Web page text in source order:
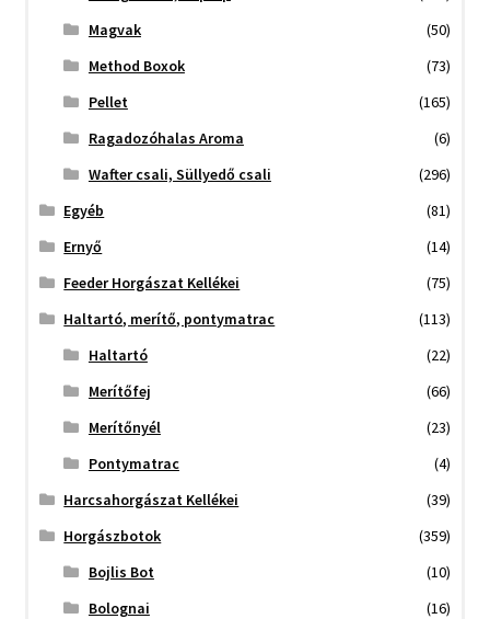
Magvak
(50)
Method Boxok
(73)
Pellet
(165)
Ragadozóhalas Aroma
(6)
Wafter csali, Süllyedő csali
(296)
Egyéb
(81)
Ernyő
(14)
Feeder Horgászat Kellékei
(75)
Haltartó, merítő, pontymatrac
(113)
Haltartó
(22)
Merítőfej
(66)
Merítőnyél
(23)
Pontymatrac
(4)
Harcsahorgászat Kellékei
(39)
Horgászbotok
(359)
Bojlis Bot
(10)
Bolognai
(16)